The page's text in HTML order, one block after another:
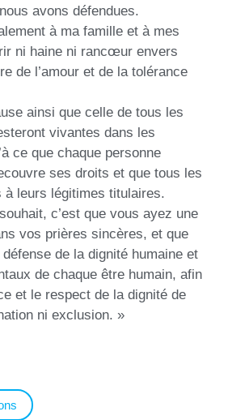
avons défendues.
à ma famille et à mes
ni haine ni rancœur envers
de l’amour et de la tolérance
ainsi que celle de tous les
vivantes dans les
ce que chaque personne
ses droits et que tous les
à leurs légitimes titulaires.
c’est que vous ayez une
vos prières sincères, et que
de la dignité humaine et
de chaque être humain, afin
et le respect de la dignité de
ni exclusion. »